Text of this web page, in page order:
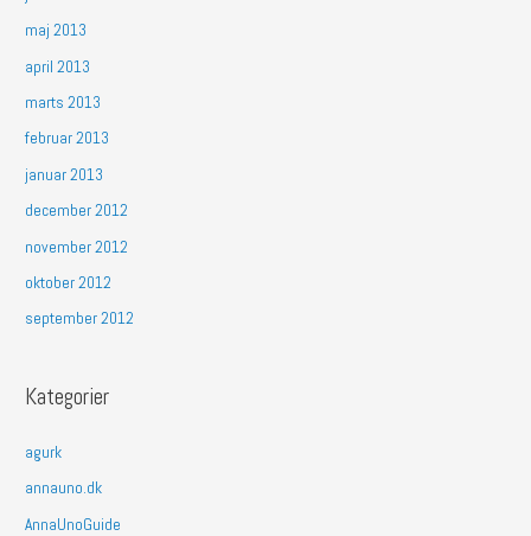
maj 2013
april 2013
marts 2013
februar 2013
januar 2013
december 2012
november 2012
oktober 2012
september 2012
Kategorier
agurk
annauno.dk
AnnaUnoGuide